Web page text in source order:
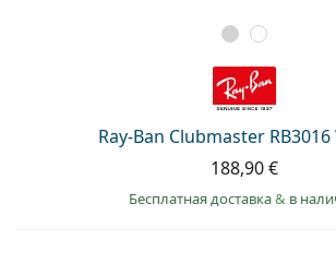
Ray-Ban Clubmaster RB3016
188,90 €
Бесплатная доставка& в